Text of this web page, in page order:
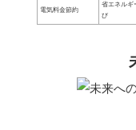
電気料金節約
省エネルギ
び